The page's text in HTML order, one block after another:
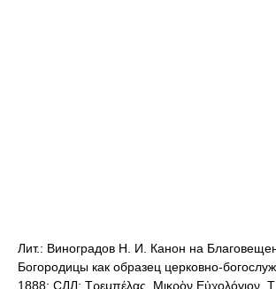
Лит.: Виноградов Н. И. Канон на
Богородицы как образец церковно-
1888; СДЛ; Τρεμπέλας. Μικρὸν Εὐχολόγιον.